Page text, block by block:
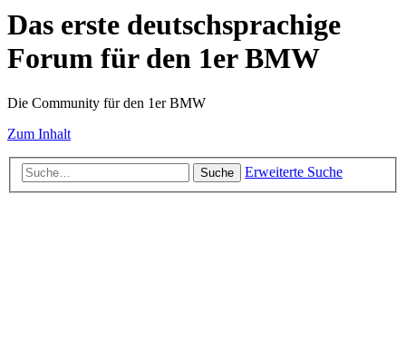
Das erste deutschsprachige
Forum für den 1er BMW
Die Community für den 1er BMW
Zum Inhalt
Suche Erweiterte Suche